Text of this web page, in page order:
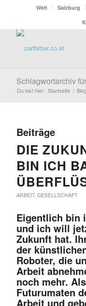
Welt Salzburg
Schlagwortarchiv
Du bist hier: Startseite /
Beiträge
DIE
BIN ICH
ARBEIT, GESELLSCHAFT
Eigentlich bin
und ich will
Zukunft hat.
der
Roboter, die
Arbeit
noch mehr.
Futurumaten
Arbeit und